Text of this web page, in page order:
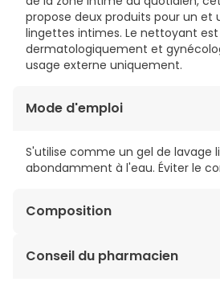
propose deux produits pour un et
lingettes intimes. Le nettoyant
dermatologiquement et
usage externe uniquement.
Mode d'emploi
S'utilise comme un gel de lavage
abondamment à l'eau. Éviter le
Composition
Eau, cocamidopropyl bétaïne,
Conseil du pharmacien